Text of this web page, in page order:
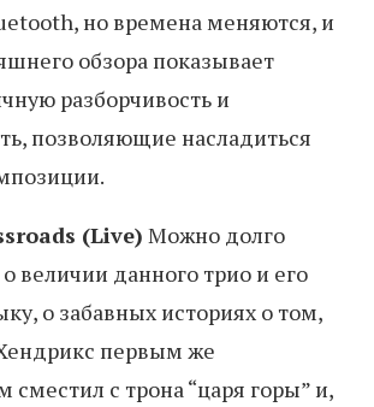
но времена меняются, и
обзора показывает
разборчивость и
позволяющие насладиться
(Live) Можно долго
величии данного трио и его
о забавных историях о том,
первым же
сместил с трона “царя горы” и,